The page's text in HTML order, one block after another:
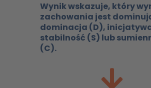
Wynik wskazuje, który
zachowania jest
dominacja (D),
stabilność (S) lub
(C).